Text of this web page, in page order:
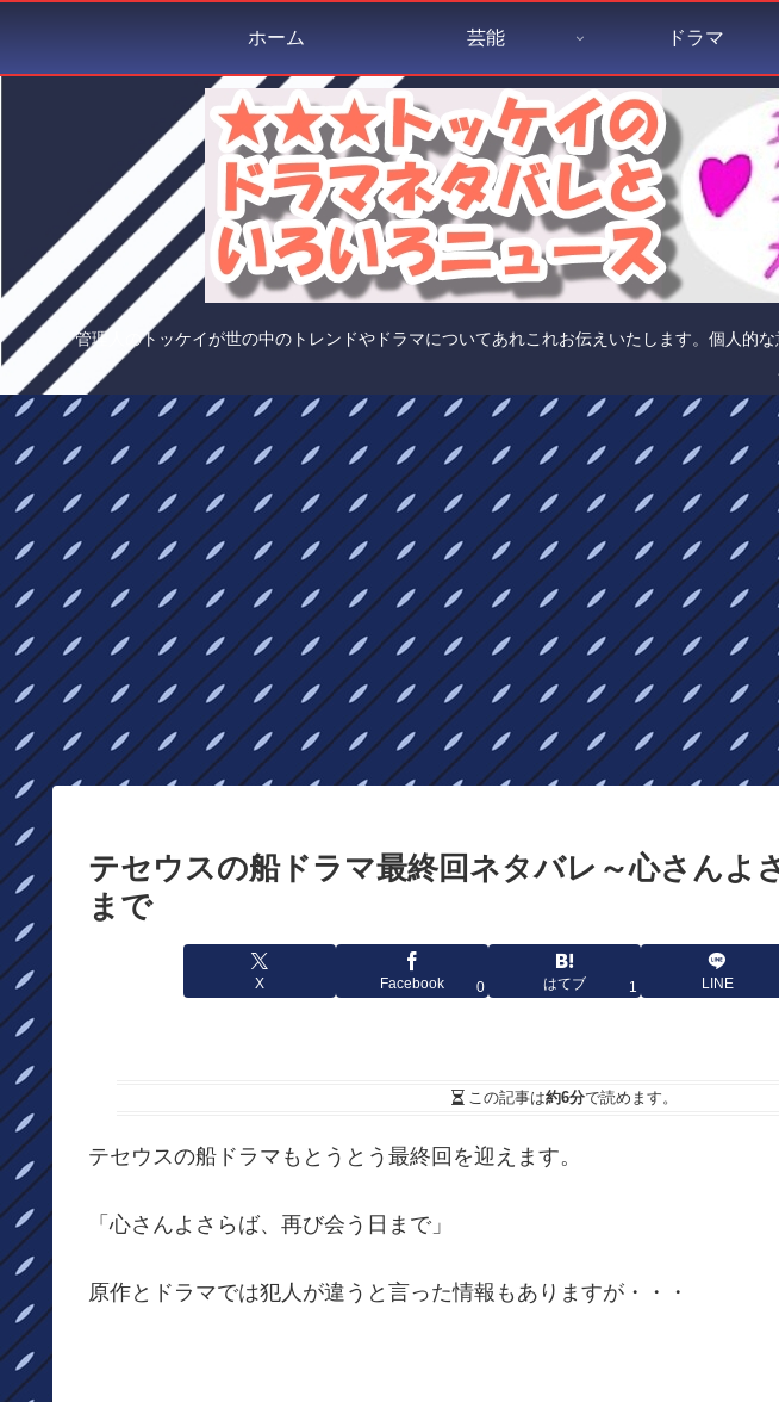
管理人のトッケイが世の中のトレンドやドラマについてあれこれお伝えいたします。個人的
ホーム 芸能 ドラマ
テセウスの船ドラマ最終回ネタバレ～心さんよ
まで
X Facebook 0 はてブ 1 LINE
この記事は約6分で読めます。
テセウスの船ドラマもとうとう最終回を迎えます。
「心さんよさらば、再び会う日まで」
原作とドラマでは犯人が違うと言った情報もありますが・・・